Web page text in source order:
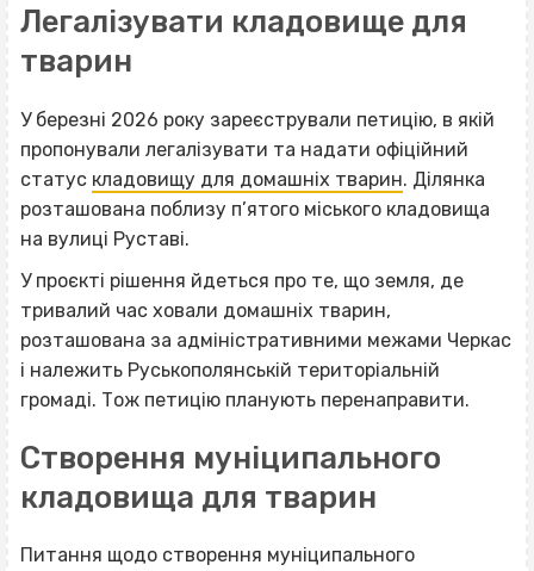
Легалізувати кладовище для
тварин
У березні 2026 року зареєстрували петицію, в якій
пропонували легалізувати та надати офіційний
статус кладовищу для домашніх тварин. Ділянка
розташована поблизу п’ятого міського кладовища
на вулиці Руставі.
У проєкті рішення йдеться про те, що земля, де
тривалий час ховали домашніх тварин,
розташована за адміністративними межами Черкас
і належить Руськополянській територіальній
громаді. Тож петицію планують перенаправити.
Створення муніципального
кладовища для тварин
Питання щодо створення муніципального